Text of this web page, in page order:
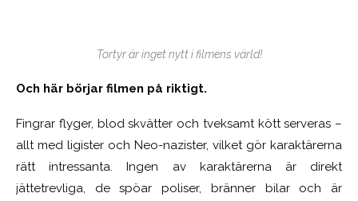
Tortyr är inget nytt i filmens värld!
Och här börjar filmen på riktigt.
Fingrar flyger, blod skvätter och tveksamt kött serveras –
allt med ligister och Neo-nazister, vilket gör karaktärerna
rätt intressanta. Ingen av karaktärerna är direkt
jättetrevliga, de spöar poliser, bränner bilar och är